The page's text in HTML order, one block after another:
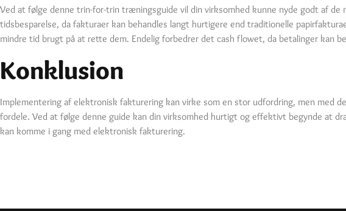
Ved at følge denne trin-for-trin træningsguide vil din virksomhed kunne nyde godt af
tidsbesparelse, da fakturaer kan behandles langt hurtigere end traditionelle
mindre tid brugt på at rette dem. Endelig forbedrer det cash flowet, da betalinger kan
Konklusion
Implementering af elektronisk fakturering kan virke som en stor udfordring, men
fordele. Ved at følge denne guide kan din virksomhed hurtigt og effektivt begynde at
kan komme i gang med elektronisk fakturering.